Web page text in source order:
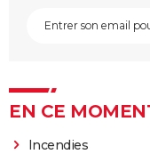
EN CE
Incendies